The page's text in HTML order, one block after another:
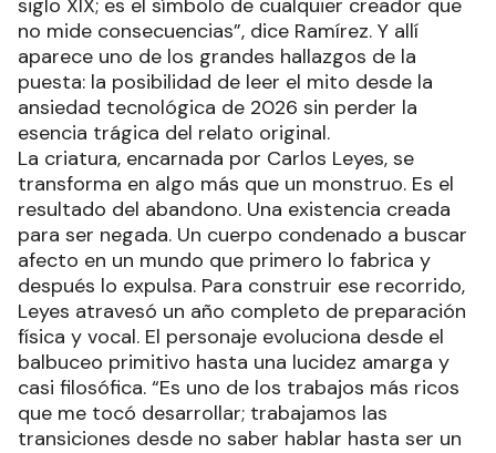
siglo XIX; es el símbolo de cualquier creador que
no mide consecuencias”, dice Ramírez. Y allí
aparece uno de los grandes hallazgos de la
puesta: la posibilidad de leer el mito desde la
ansiedad tecnológica de 2026 sin perder la
esencia trágica del relato original.
La criatura, encarnada por Carlos Leyes, se
transforma en algo más que un monstruo. Es el
resultado del abandono. Una existencia creada
para ser negada. Un cuerpo condenado a buscar
afecto en un mundo que primero lo fabrica y
después lo expulsa. Para construir ese recorrido,
Leyes atravesó un año completo de preparación
física y vocal. El personaje evoluciona desde el
balbuceo primitivo hasta una lucidez amarga y
casi filosófica. “Es uno de los trabajos más ricos
que me tocó desarrollar; trabajamos las
transiciones desde no saber hablar hasta ser un